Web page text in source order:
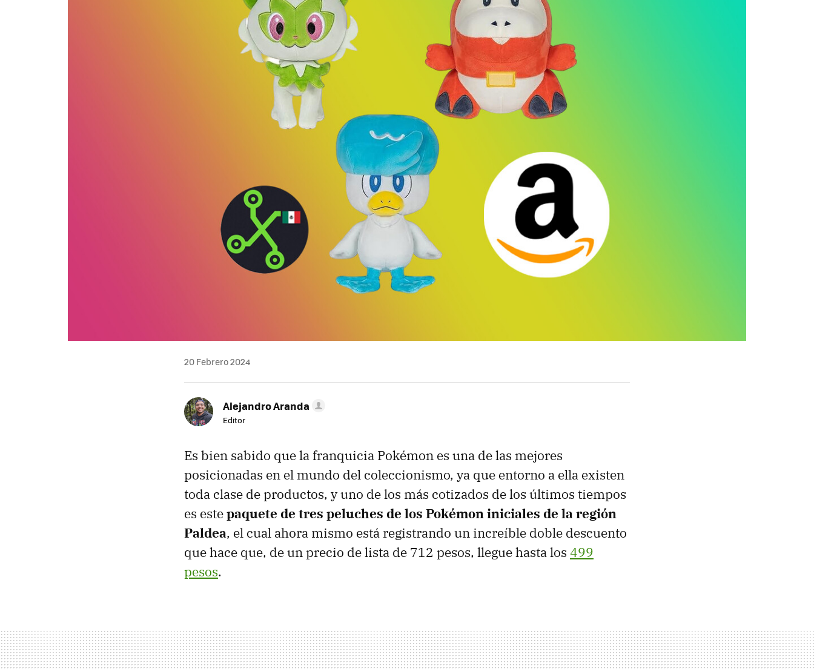
20 Febrero 2024
Alejandro Aranda
Editor
Es bien sabido que la franquicia Pokémon es una de las mejores
posicionadas en el mundo del coleccionismo, ya que entorno a ella existen
toda clase de productos, y uno de los más cotizados de los últimos tiempos
es estepaquete de tres peluches de los Pokémon iniciales de la región
Paldea, el cual ahora mismo está registrando un increíble doble descuento
que hace que, de un precio de lista de 712 pesos, llegue hasta los 499
pesos.